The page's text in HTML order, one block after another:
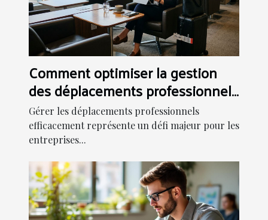
Comment optimiser la gestion
des déplacements professionnels
?
Gérer les déplacements professionnels
efficacement représente un défi majeur pour les
entreprises...